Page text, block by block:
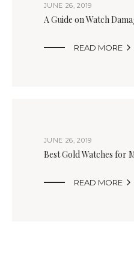
JUNE 26, 2019
A Guide on Watch
READ MORE 
JUNE 26, 2019
Best Gold Watches for
READ MORE 